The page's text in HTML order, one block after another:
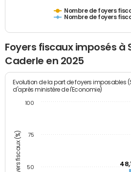
Nombre de foyers
Nombre de foyers
Foyers fiscaux imposés
Caderle en 2025
Evolution de la part de foyers imposables
d'après ministère de l'Economie)
50
75
100